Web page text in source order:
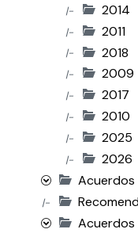
|- 2014
|- 2011
|- 2018
|- 2009
|- 2017
|- 2010
|- 2025
|-
2026
Acuerdos
|-
Acuerdos